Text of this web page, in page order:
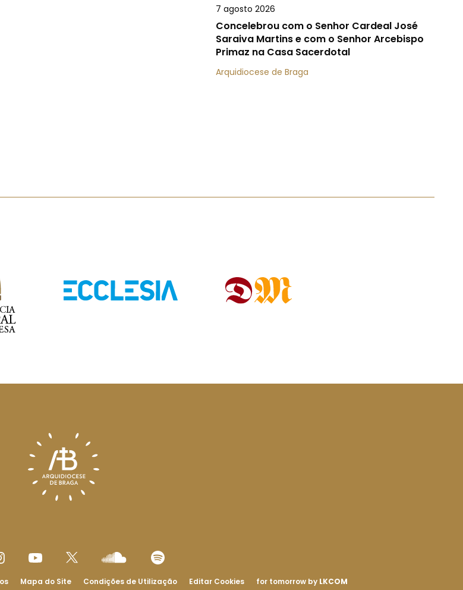
7 agosto 2026
Concelebrou com o Senhor Cardeal José
Saraiva Martins e com o Senhor Arcebispo
Primaz na Casa Sacerdotal
Arquidiocese de Braga
Mapa do Site Condições de Utilização Editar Cookies for tomorrow by LKCOM